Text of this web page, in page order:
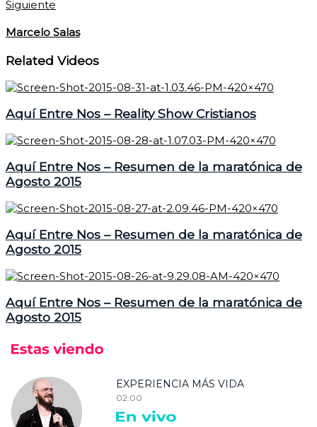
Siguiente
Marcelo Salas
Related Videos
Aquí Entre Nos – Reality Show Cristianos
Aquí Entre Nos – Resumen de la maratónica de
Agosto 2015
Aquí Entre Nos – Resumen de la maratónica de
Agosto 2015
Aquí Entre Nos – Resumen de la maratónica de
Agosto 2015